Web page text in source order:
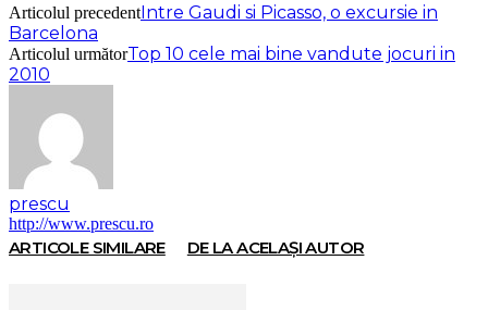
Articolul precedentIntre Gaudi si Picasso, o excursie in
Barcelona
Articolul următorTop 10 cele mai bine vandute jocuri in
2010
prescu
http://www.prescu.ro
ARTICOLE SIMILARE DE LA ACELAȘI AUTOR